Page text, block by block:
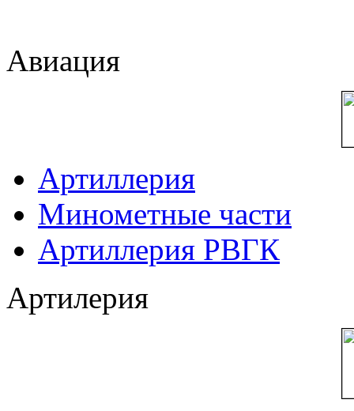
Авиация
Артиллерия
Минометные части
Артиллерия РВГК
Артилерия